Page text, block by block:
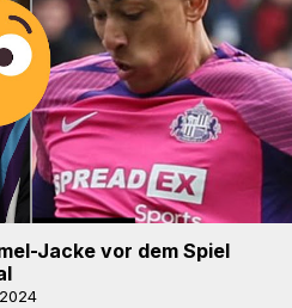
Jacke vor dem Spiel